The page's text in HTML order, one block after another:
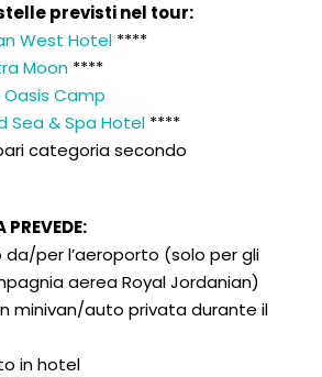
previsti nel tour:
West Hotel ****
Moon ****
Oasis Camp
Sea & Spa Hotel ****
categoria secondo
da/per l’aeroporto (solo per gli
aerea Royal Jordanian)
minivan/auto privata durante il
in hotel